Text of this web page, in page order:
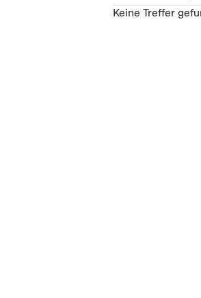
Keine Treffer